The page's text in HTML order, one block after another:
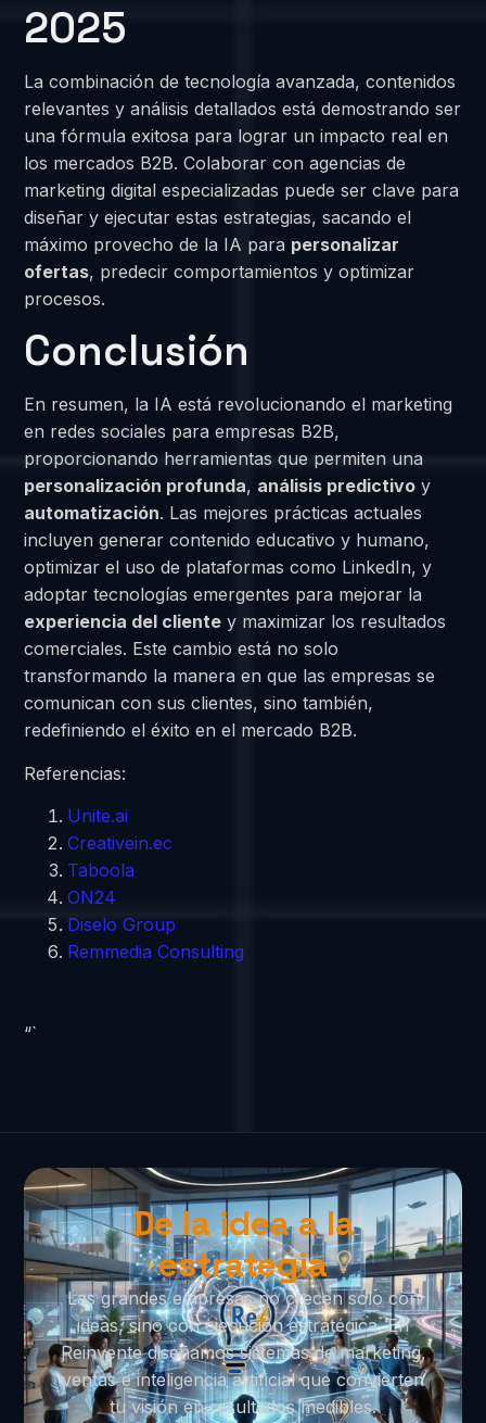
2025
La combinación de tecnología avanzada, contenidos
relevantes y análisis detallados está demostrando ser
una fórmula exitosa para lograr un impacto real en
los mercados B2B. Colaborar con agencias de
marketing digital especializadas puede ser clave para
diseñar y ejecutar estas estrategias, sacando el
máximo provecho de la IA para personalizar
ofertas, predecir comportamientos y optimizar
procesos.
Conclusión
En resumen, la IA está revolucionando el marketing
en redes sociales para empresas B2B,
proporcionando herramientas que permiten una
personalización profunda, análisis predictivo y
automatización. Las mejores prácticas actuales
incluyen generar contenido educativo y humano,
optimizar el uso de plataformas como LinkedIn, y
adoptar tecnologías emergentes para mejorar la
experiencia del cliente y maximizar los resultados
comerciales. Este cambio está no solo
transformando la manera en que las empresas se
comunican con sus clientes, sino también,
redefiniendo el éxito en el mercado B2B.
Referencias:
Unite.ai
Creativein.ec
Taboola
ON24
Diselo Group
Remmedia Consulting
“`
De la idea a la
estrategia
Las grandes empresas no crecen solo con
ideas, sino con ejecución estratégica. En
Reinvente diseñamos sistemas de marketing,
ventas e inteligencia artificial que convierten
tu visión en resultados medibles.